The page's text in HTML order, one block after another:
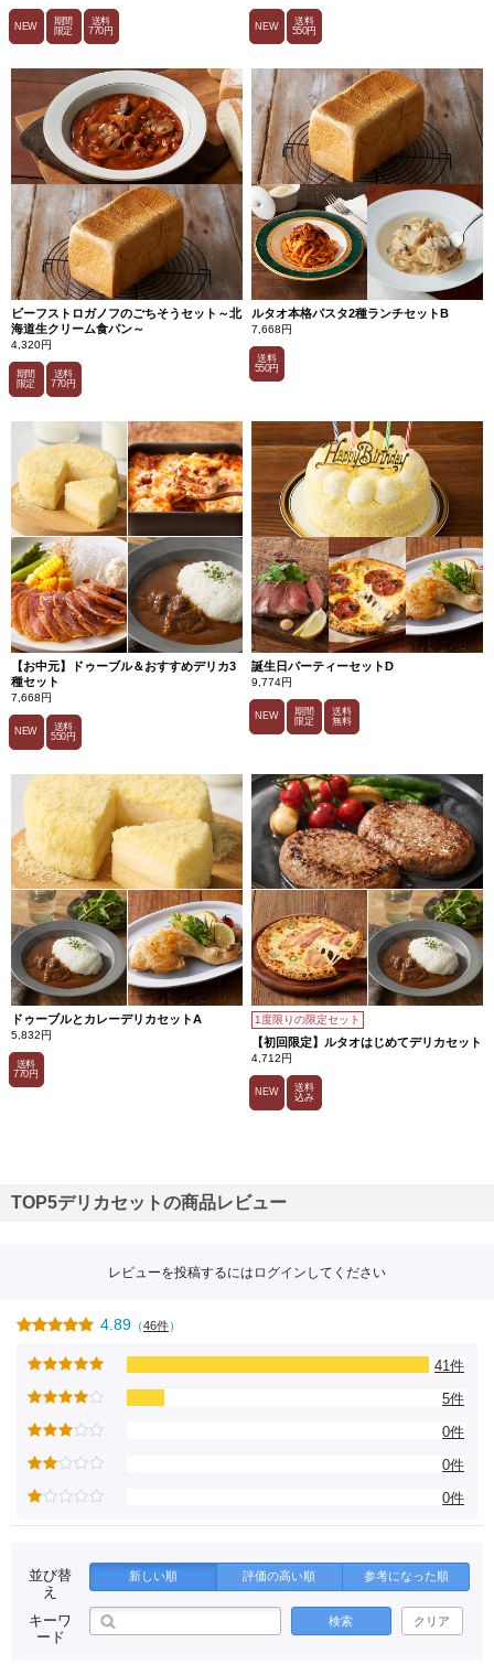
も
の。
コク
海道
産バ
ター
が、
より
一層
味の
深み
を引
き出
して
いま
す。
NEW
期間
限定
送料
770円
NEW
送料
550円
ビーフストロガノフのごちそうセット～北
海道生クリーム食パン～
4,320円
期間
限定
送料
770円
ルタオ本格パスタ2種ランチセットB
7,668円
送料
550円
【お中元】ドゥーブル＆おすすめデリカ3
種セット
7,668円
NEW
送料
550円
誕生日パーティーセットD
9,774円
NEW
期間
限定
送料
無料
ドゥーブルとカレーデリカセットA
5,832円
送料
770円
1度限りの限定セット
【初回限定】ルタオはじめてデリカセット
4,712円
NEW
送料
込み
TOP5デリカセットの商品レビュー
レビューを投稿するには ログイン してください
4.89 （46件）
41件
5件
0件
0件
0件
並び替
え
新しい順 評価の高い順 参考になった順
キーワ
ード
検索 クリア